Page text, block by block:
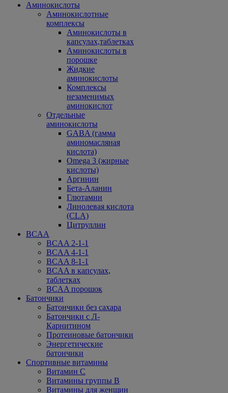
Аминокислоты
Аминокислотные
комплексы
Аминокислоты в
капсулах,таблетках
Аминокислоты в
порошке
Жидкие
аминокислоты
Комплексы
незаменимых
аминокислот
Отдельные
аминокислоты
GABA (гамма
аминомасляная
кислота)
Omega 3 (жирные
кислоты)
Аргинин
Бета-Аланин
Глютамин
Линолевая кислота
(CLA)
Цитруллин
BCAA
BCAA 2-1-1
BCAA 4-1-1
BCAA 8-1-1
BCAA в капсулах,
таблетках
BCAA порошок
Батончики
Батончики без сахара
Батончики с Л-
Карнитином
Протеиновые батончики
Энергетические
батончики
Спортивные витамины
Витамин С
Витамины группы В
Витамины для женщин